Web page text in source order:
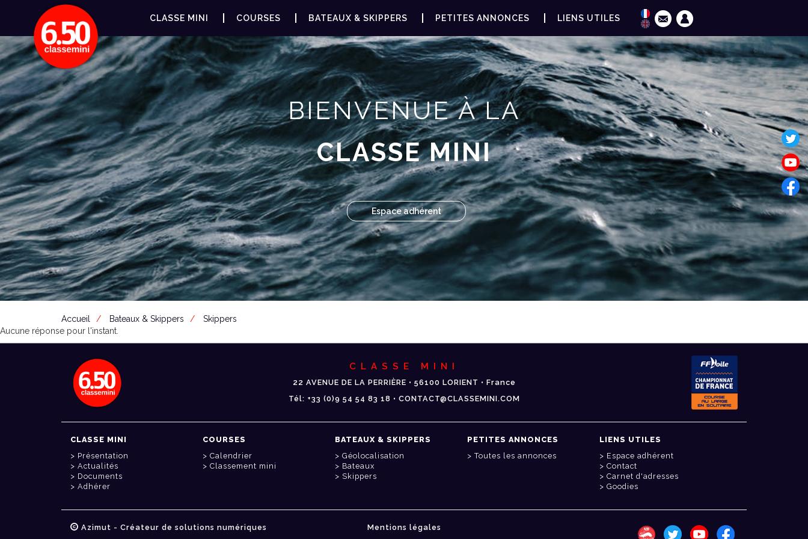
CLASSE MINI COURSES BATEAUX & SKIPPERS PETITES ANNONCES LIENS UTILES
BIENVENUE À LA
CLASSE MINI
Espace adhérent
Accueil Bateaux & Skippers
Skippers
Aucune réponse pour l'instant.
CLASSE MINI
22 AVENUE DE LA PERRIÈRE • 56100 LORIENT • France
Tél: +33 (0)9 54 54 83 18 • CONTACT@CLASSEMINI.COM
CLASSE MINI
Présentation
Actualités
Documents
Adhérer
COURSES
Calendrier
Classement mini
BATEAUX & SKIPPERS
Géolocalisation
Bateaux
Skippers
PETITES ANNONCES
Toutes les annonces
LIENS UTILES
Espace adhérent
Contact
Carnet d'adresses
Goodies
Azimut - Créateur de solutions numériques Mentions légales